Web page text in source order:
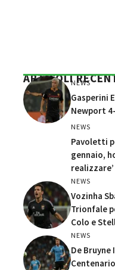
ARTICOLINEWS
Gasperini
Newport
NEWS
Pavoletti
gennaio,
realizzare’
NEWS
Vozinha
Trionfale
Colo e
NEWS
De